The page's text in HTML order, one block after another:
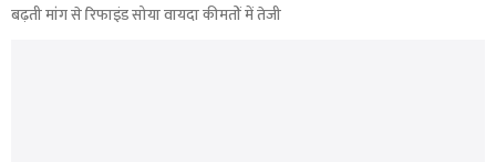
बढ़ती मांग से रिफाइंड सोया वायदा कीमतों में तेजी